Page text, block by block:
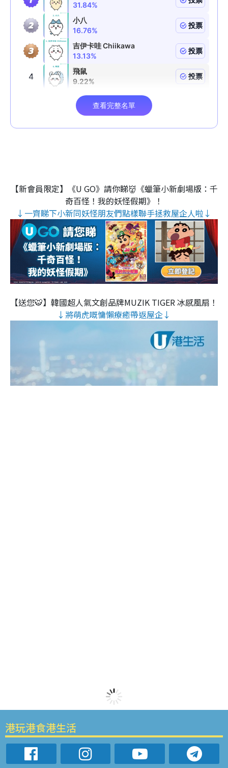
【新會員限定】《U GO》請你睇👹《蠟筆小新劇場版：千
奇百怪！我的妖怪假期》！
↓一齊睇下小新同妖怪朋友們點樣聯手拯救屋企人啦↓
【送您🐯】韓國超人氣文創品牌MUZIK TIGER 冰感風扇！
↓將萌虎嘅慵懶療癒帶返屋企↓
港玩港食港生活